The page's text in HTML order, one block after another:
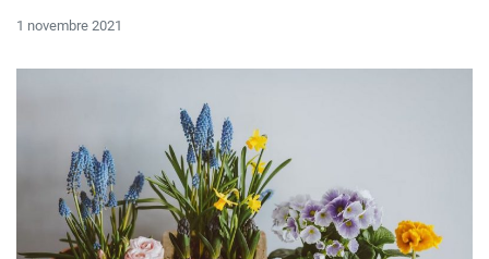
1 novembre 2021